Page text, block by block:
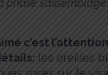
c’est
les oreilles